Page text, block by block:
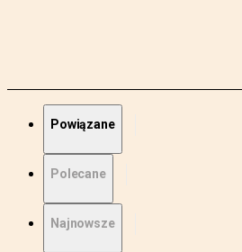
Powiązane
Polecane
Najnowsze